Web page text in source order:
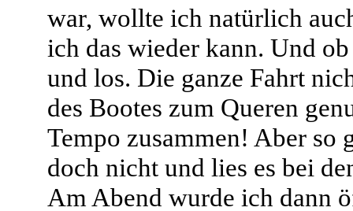
war, wollte ich natürlich
ich das wieder kann. Und
und los. Die ganze Fahrt
des Bootes zum Queren
Tempo zusammen! Aber so
doch nicht und lies es bei
Am Abend wurde ich dann